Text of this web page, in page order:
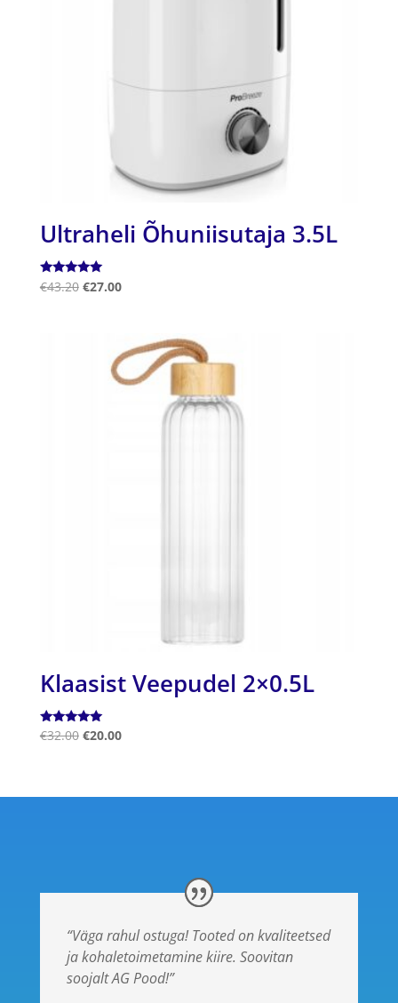
Ultraheli Õhuniisutaja 3.5L
Hinnanguga
5.00
€43.20 €27.00
Klaasist Veepudel 2×0.5L
Hinnanguga
€32.00 €20.00
“Väga rahul ostuga! Tooted on kvaliteetsed
ja kohaletoimetamine kiire. Soovitan
soojalt AG Pood!”